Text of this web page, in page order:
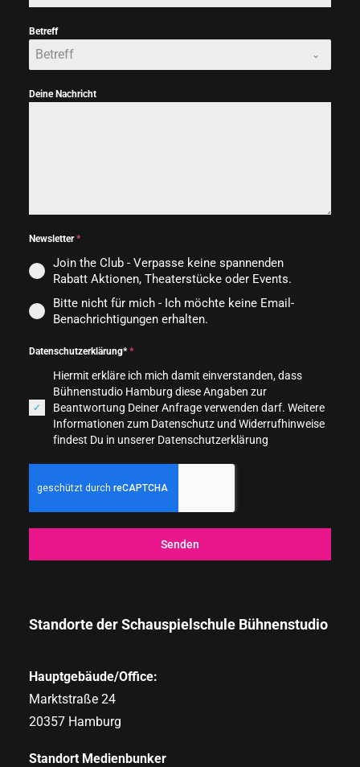
Betreff
Betreff
Deine Nachricht
Newsletter*
Join the Club - Verpasse keine spannenden
Rabatt Aktionen, Theaterstücke oder Events.
Bitte nicht für mich - Ich möchte keine Email-
Benachrichtigungen erhalten.
Datenschutzerklärung**
Hiermit erkläre ich mich damit einverstanden, dass
Bühnenstudio Hamburg diese Angaben zur
Beantwortung Deiner Anfrage verwenden darf. Weitere
Informationen zum Datenschutz und Widerrufhinweise
findest Du in unserer Datenschutzerklärung
Senden
Standorte der Schauspielschule Bühnenstudio
Hauptgebäude/Office:
Marktstraße 24
20357 Hamburg
Standort Medienbunker